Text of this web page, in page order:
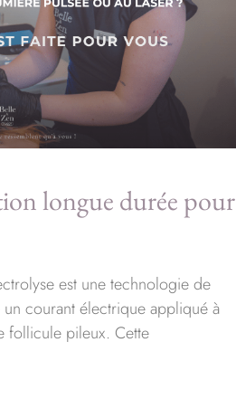
longue durée pour
est une technologie de
courant électrique appliqué à
follicule pileux. Cette